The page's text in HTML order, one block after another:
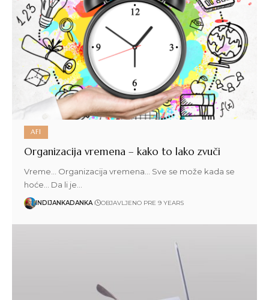
AFI
Organizacija vremena – kako to lako zvuči
Vreme... Organizacija vremena... Sve se može kada se
hoće... Da li je…
INDIJANKADANKA OBJAVLJENO PRE 9 YEARS